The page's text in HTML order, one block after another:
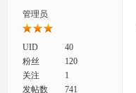
管理员
UID
40
粉丝
120
关注
1
发帖数
741